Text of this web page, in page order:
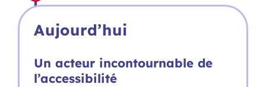
Aujourd’hui
Un acteur incontournable de
l’accessibilité